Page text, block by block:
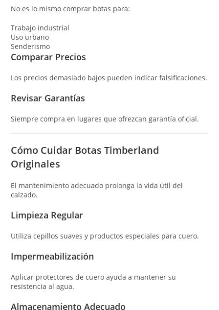
No es lo mismo comprar botas para:
Trabajo industrial
Uso urbano
Senderismo
Comparar Precios
Los precios demasiado bajos pueden indicar falsificaciones.
Revisar Garantías
Siempre compra en lugares que ofrezcan garantía oficial.
Cómo Cuidar Botas Timberland
Originales
El mantenimiento adecuado prolonga la vida útil del
calzado.
Limpieza Regular
Utiliza cepillos suaves y productos especiales para cuero.
Impermeabilización
Aplicar protectores de cuero ayuda a mantener su
resistencia al agua.
Almacenamiento Adecuado